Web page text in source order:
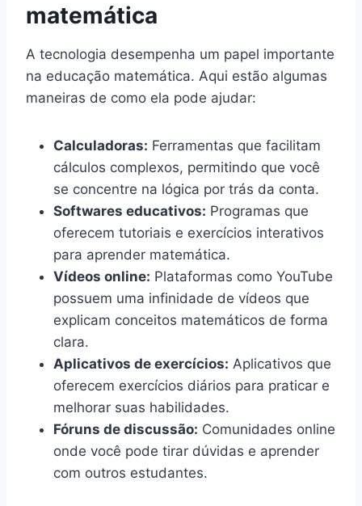
matemática
A tecnologia desempenha um papel importante
na educação matemática. Aqui estão algumas
maneiras de como ela pode ajudar:
Calculadoras: Ferramentas que facilitam
cálculos complexos, permitindo que você
se concentre na lógica por trás da conta.
Softwares educativos: Programas que
oferecem tutoriais e exercícios interativos
para aprender matemática.
Vídeos online: Plataformas como YouTube
possuem uma infinidade de vídeos que
explicam conceitos matemáticos de forma
clara.
Aplicativos de exercícios: Aplicativos que
oferecem exercícios diários para praticar e
melhorar suas habilidades.
Fóruns de discussão: Comunidades online
onde você pode tirar dúvidas e aprender
com outros estudantes.